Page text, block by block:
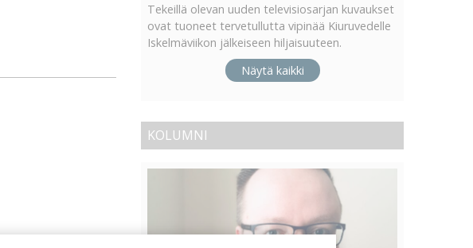
Tekeillä olevan uuden televisiosarjan kuvaukset
ovat tuoneet tervetullutta vipinää Kiuruvedelle
Iskelmäviikon jälkeiseen hiljaisuuteen.
Näytä kaikki
KOLUMNI